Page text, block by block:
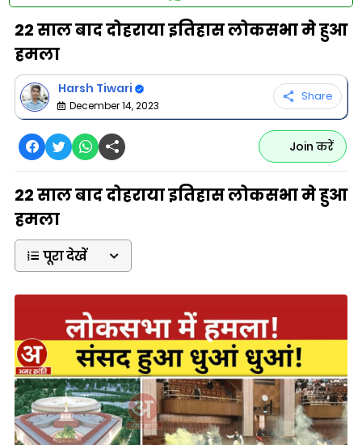
22 साल बाद दोहराया इतिहास लोकसभा मे हुआ
हमला
Harsh Tiwari
December 14, 2023
Share
Join करें
22 साल बाद दोहराया इतिहास लोकसभा मे हुआ
हमला
पूरा देखें